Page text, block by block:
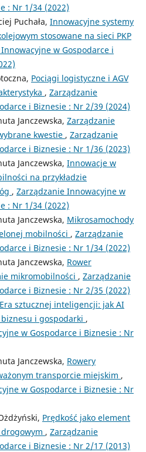
: Nr 1/34 (2022)
Puchała, Innowacyjne systemy
stosowane na sieci PKP
w Gospodarce i
Pociągi logistyczne i AGV
, Zarządzanie
i Biznesie : Nr 2/39 (2024)
Janczewska, Zarządzanie
kwestie , Zarządzanie
i Biznesie : Nr 1/36 (2023)
Janczewska, Innowacje w
na przykładzie
, Zarządzanie Innowacyjne w
: Nr 1/34 (2022)
Janczewska, Mikrosamochody
mobilności , Zarządzanie
i Biznesie : Nr 1/34 (2022)
Janczewska, Rower
mikromobilności , Zarządzanie
i Biznesie : Nr 2/35 (2022)
Era sztucznej inteligencji: jak AI
biznesu i gospodarki ,
w Gospodarce i Biznesie : Nr
Janczewska, Rowery
transporcie miejskim ,
w Gospodarce i Biznesie : Nr
Prędkość jako element
, Zarządzanie
i Biznesie : Nr 2/17 (2013)